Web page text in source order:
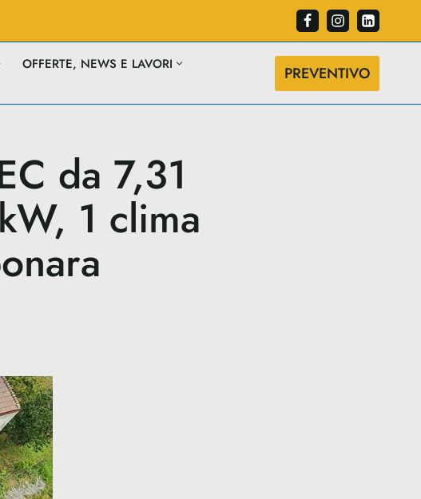
OFFERTE, NEWS E LAVORI
PREVENTIVO
da 7,31
1 clima